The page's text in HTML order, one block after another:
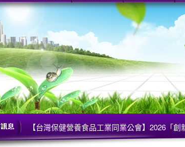
【台灣保健營養食品工業同業公會】2026「